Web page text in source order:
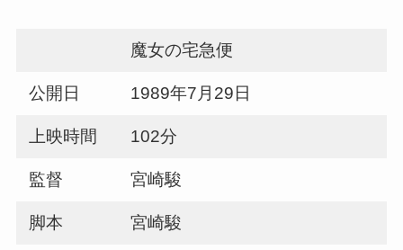
魔女の宅急便
公開日 1989年7月29日
上映時間 102分
監督 宮崎駿
脚本 宮崎駿